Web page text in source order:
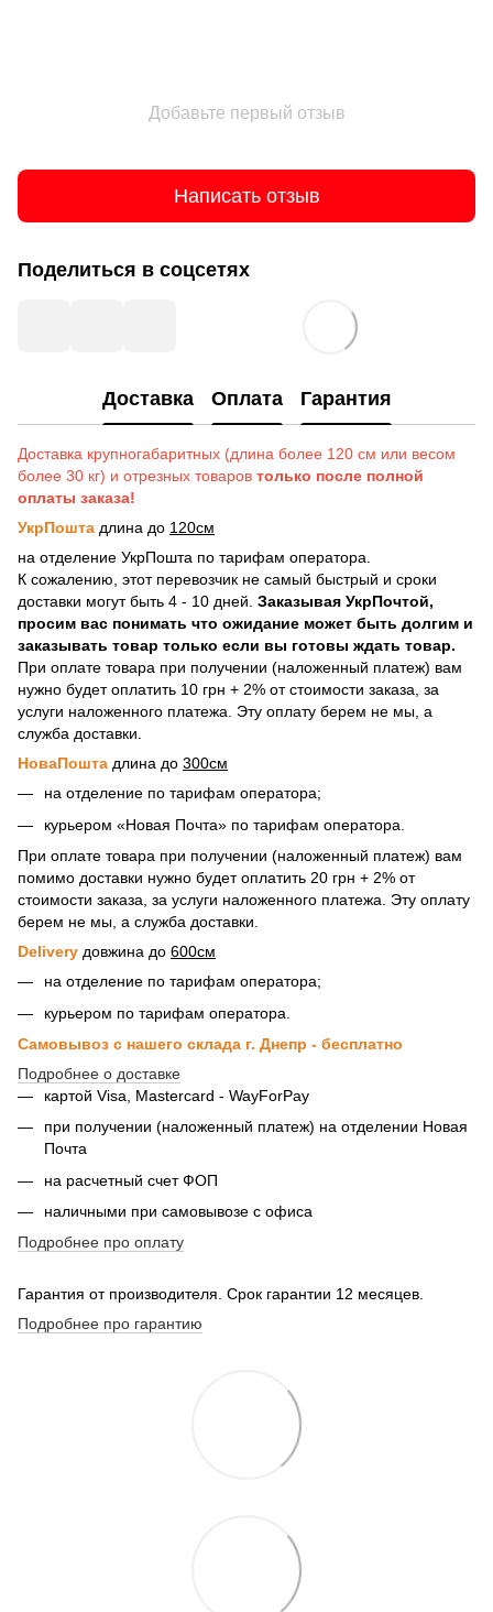
Добавьте первый отзыв
Написать отзыв
Поделиться в соцсетях
Доставка Оплата Гарантия
Доставка крупногабаритных (длина более 120 см или весом
более 30 кг) и отрезных товаров только после полной
оплаты заказа!
УкрПошта длина до 120см
на отделение УкрПошта по тарифам оператора.
К сожалению, этот перевозчик не самый быстрый и сроки
доставки могут быть 4 - 10 дней. Заказывая УкрПочтой,
просим вас понимать что ожидание может быть долгим и
заказывать товар только если вы готовы ждать товар.
При оплате товара при получении (наложенный платеж) вам
нужно будет оплатить 10 грн + 2% от стоимости заказа, за
услуги наложенного платежа. Эту оплату берем не мы, а
служба доставки.
НоваПошта длина до 300см
на отделение по тарифам оператора;
курьером «Новая Почта» по тарифам оператора.
При оплате товара при получении (наложенный платеж) вам
помимо доставки нужно будет оплатить 20 грн + 2% от
стоимости заказа, за услуги наложенного платежа. Эту оплату
берем не мы, а служба доставки.
Delivery довжина до 600см
на отделение по тарифам оператора;
курьером по тарифам оператора.
Самовывоз с нашего склада г. Днепр - бесплатно
Подробнее о доставке
картой Visa, Mastercard - WayForPay
при получении (наложенный платеж) на отделении Новая
Почта
на расчетный счет ФОП
наличными при самовывозе с офиса
Подробнее про оплату
Гарантия от производителя. Срок гарантии 12 месяцев.
Подробнее про гарантию